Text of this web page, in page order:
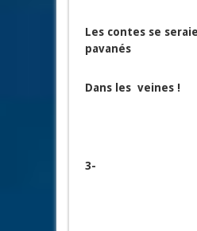
Les contes se
pavanés
Dans les veines !
3-